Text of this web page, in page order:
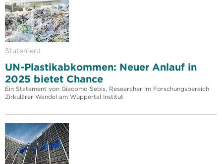
Statement
UN-Plastikabkommen: Neuer Anlauf in
2025 bietet Chance
Ein Statement von Giacomo Sebis, Researcher im Forschungsbereich
Zirkulärer Wandel am Wuppertal Institut